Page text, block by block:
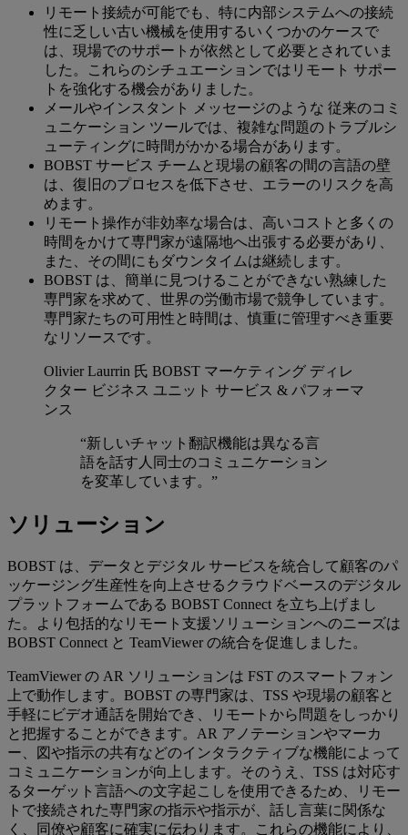
リモート接続が可能でも、特に内部システムへの接続
性に乏しい古い機械を使用するいくつかのケースで
は、現場でのサポートが依然として必要とされていま
した。これらのシチュエーションではリモート サポー
トを強化する機会がありました。
メールやインスタント メッセージのような 従来のコミ
ュニケーション ツールでは、複雑な問題のトラブルシ
ューティングに時間がかかる場合があります。
BOBST サービス チームと現場の顧客の間の言語の壁
は、復旧のプロセスを低下させ、エラーのリスクを高
めます。
リモート操作が非効率な場合は、高いコストと多くの
時間をかけて専門家が遠隔地へ出張する必要があり、
また、その間にもダウンタイムは継続します。
BOBST は、簡単に見つけることができない熟練した
専門家を求めて、世界の労働市場で競争しています。
専門家たちの可用性と時間は、慎重に管理すべき重要
なリソースです。
Olivier Laurrin 氏 BOBST マーケティング ディレ
クター ビジネス ユニット サービス & パフォーマ
ンス
“新しいチャット翻訳機能は異なる言
語を話す人同士のコミュニケーション
を変革しています。”
ソリューション
BOBST は、データとデジタル サービスを統合して顧客のパ
ッケージング生産性を向上させるクラウドベースのデジタル
プラットフォームである BOBST Connect を立ち上げまし
た。より包括的なリモート支援ソリューションへのニーズは
BOBST Connect と TeamViewer の統合を促進しました。
TeamViewer の AR ソリューションは FST のスマートフォン
上で動作します。BOBST の専門家は、TSS や現場の顧客と
手軽にビデオ通話を開始でき、リモートから問題をしっかり
と把握することができます。AR アノテーションやマーカ
ー、図や指示の共有などのインタラクティブな機能によって
コミュニケーションが向上します。そのうえ、TSS は対応す
るターゲット言語への文字起こしを使用できるため、リモー
トで接続された専門家の指示や指示が、話し言葉に関係な
く、同僚や顧客に確実に伝わります。これらの機能により、